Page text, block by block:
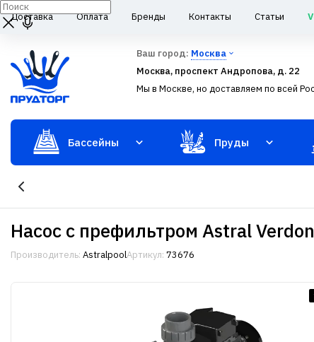
Доставка Оплата Бренды Контакты Статьи
Ваш город: Москва
Москва, проспект Андропова, д. 22
Мы в Москве, но доставляем по всей
Бассейны Пруды
Насос с префильтром Astral
Производитель: AstralpoolАртикул: 73676